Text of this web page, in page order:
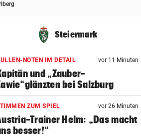
Steiermark
NOTEN IM DETAIL vor 11 Minuten
und „Zauber-
bei Salzburg
ZUM SPIEL vor 26 Minuten
Trainer Helm: „Das macht
besser!“